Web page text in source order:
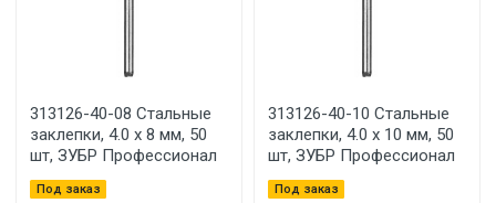
313126-40-08 Стальные
заклепки, 4.0 х 8 мм, 50
шт, ЗУБР Профессионал
Под заказ
313126-40-10 Стальные
заклепки, 4.0 х 10 мм, 50
шт, ЗУБР Профессионал
Под заказ